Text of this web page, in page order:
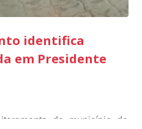
identifica
em Presidente
do município de